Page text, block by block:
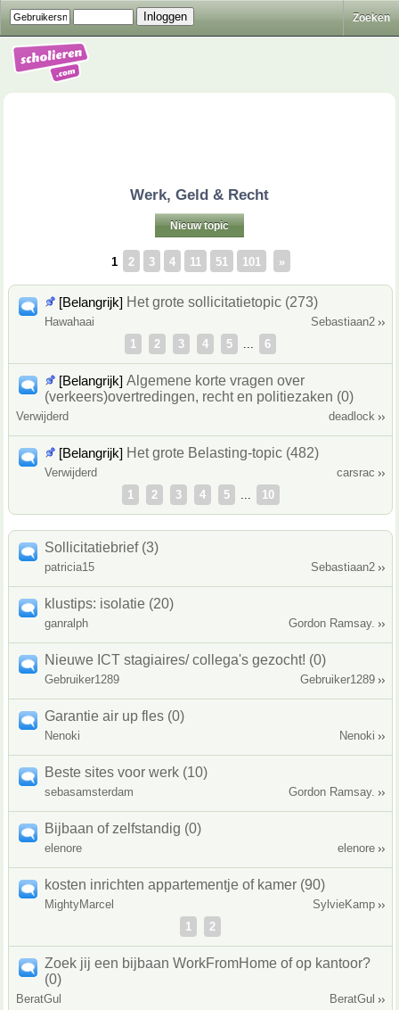
Zoeken
Werk, Geld & Recht
Nieuw topic
1 2 3 4 11 51 101 »
[Belangrijk] Het grote sollicitatietopic (273)
Hawahaai
Sebastiaan2
1
2 3 4 5 ... 6
[Belangrijk] Algemene korte vragen over
(verkeers)overtredingen, recht en politiezaken (0)
Verwijderd deadlock
[Belangrijk] Het grote Belasting-topic (482)
Verwijderd
carsrac
1
2 3 4 5 ... 10
Sollicitatiebrief (3)
patricia15 Sebastiaan2
klustips: isolatie (20)
ganralph Gordon Ramsay.
Nieuwe ICT stagiaires/ collega's gezocht! (0)
Gebruiker1289 Gebruiker1289
Garantie air up fles (0)
Nenoki Nenoki
Beste sites voor werk (10)
sebasamsterdam Gordon Ramsay.
Bijbaan of zelfstandig (0)
elenore elenore
kosten inrichten appartementje of kamer (90)
MightyMarcel
SylvieKamp
1
2
Zoek jij een bijbaan WorkFromHome of op kantoor?
(0)
BeratGul BeratGul